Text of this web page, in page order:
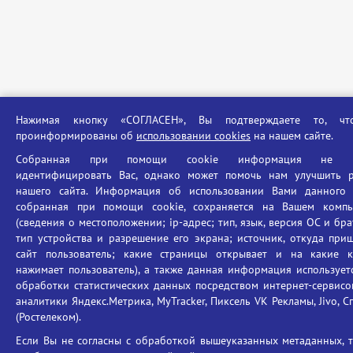
Нажимая кнопку «СОГЛАСЕН», Вы подтверждаете то,
проинформированы об использовании cookies на нашем сайте.
Собранная при помощи cookie информация не
идентифицировать Вас, однако может помочь нам улучшить
нашего сайта. Информация об использовании Вами данного
собранная при помощи cookie, сохраняется на Вашем
(сведения о местоположении; ip-адрес; тип, язык, версия ОС и
тип устройства и разрешение его экрана; источник, откуда
сайт пользователь; какие страницы открывает и на какие
нажимает пользователь), а также данная информация
обработки статистических данных посредством интернет-
аналитики Яндекс.Метрика, MyTracker, Пиксель VK Рекламы, Jivo,
(Ростелеком).
Если Вы не согласны с обработкой вышеуказанных метаданных,